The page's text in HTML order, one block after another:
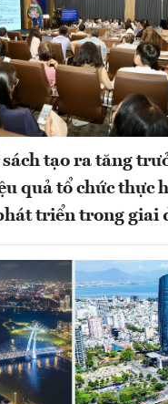
tạo ra tăng
quả tổ chức thực
triển trong giai